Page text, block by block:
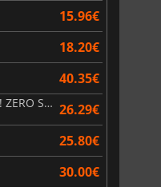
15.96€
18.20€
40.35€
DRAGON BALL Sparking! ZERO Super Limit Breaking NEO 26.29€
25.80€
30.00€